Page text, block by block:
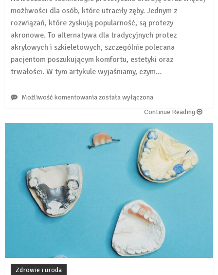
możliwości dla osób, które utraciły zęby. Jednym z
rozwiązań, które zyskują popularność, są protezy
akronowe. To alternatywa dla tradycyjnych protez
akrylowych i szkieletowych, szczególnie polecana
pacjentom poszukującym komfortu, estetyki oraz
trwałości. W tym artykule wyjaśniamy, czym…
Możliwość komentowaniaProtezy
różnią
się
została wyłączona
Continue Reading
Zdrowie i uroda